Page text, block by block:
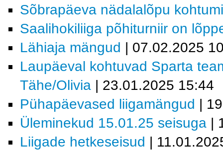
Sõbrapäeva nädalalõpu
Saalihokiliiga põhiturniir on
Lähiaja mängud | 07.02.2025
Laupäeval kohtuvad Sparta
Tähe/Olivia | 23.01.2025 15:44
Pühapäevased liigamängud |
Üleminekud 15.01.25 seisuga |
Liigade hetkeseisud |